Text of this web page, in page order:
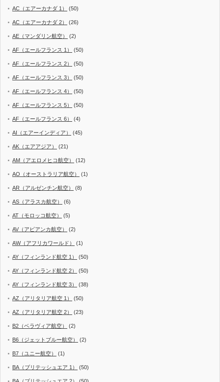
AC（エアーカナダ 1） (50)
AC（エアーカナダ 2） (26)
AE（マンダリン航空） (2)
AF（エールフランス 1） (50)
AF（エールフランス 2） (50)
AF（エールフランス 3） (50)
AF（エールフランス 4） (50)
AF（エールフランス 5） (50)
AF（エールフランス 6） (4)
AI（エアーインディア） (45)
AK（エアアジア） (21)
AM（アエロメヒコ航空） (12)
AO（オーストラリア航空） (1)
AR（アルゼンチン航空） (8)
AS（アラスカ航空） (6)
AT（モロッコ航空） (5)
AV（アビアンカ航空） (2)
AW（アフリカワールド） (1)
AY（フィンランド航空 1） (50)
AY（フィンランド航空 2） (50)
AY（フィンランド航空 3） (38)
AZ（アリタリア航空 1） (50)
AZ（アリタリア航空 2） (23)
B2（ベラヴィア航空） (2)
B6（ジェットブルー航空） (2)
B7（ユニー航空） (1)
BA（ブリテッシュエア 1） (50)